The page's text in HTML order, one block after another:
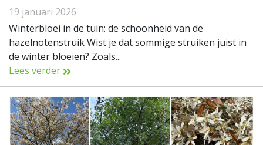
19 januari 2026
Winterbloei in de tuin: de schoonheid van de
hazelnotenstruik Wist je dat sommige struiken juist in
de winter bloeien? Zoals...
Lees verder